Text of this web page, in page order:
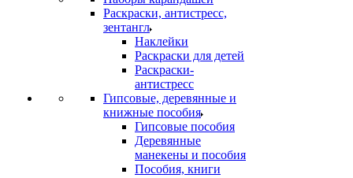
Раскраски, антистресс,
зентангл
Наклейки
Раскраски для детей
Раскраски-
антистресс
Гипсовые, деревянные и
книжные пособия
Гипсовые пособия
Деревянные
манекены и пособия
Пособия, книги